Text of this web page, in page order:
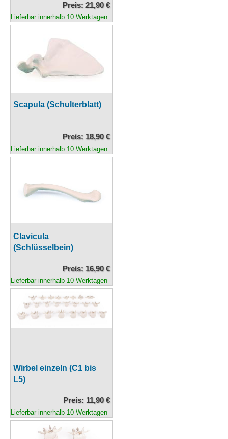
Preis: 21,90 €
Lieferbar innerhalb 10 Werktagen
Scapula (Schulterblatt)
Preis: 18,90 €
Lieferbar innerhalb 10 Werktagen
Clavicula
(Schlüsselbein)
Preis: 16,90 €
Lieferbar innerhalb 10 Werktagen
Wirbel einzeln (C1 bis
L5)
Preis: 11,90 €
Lieferbar innerhalb 10 Werktagen